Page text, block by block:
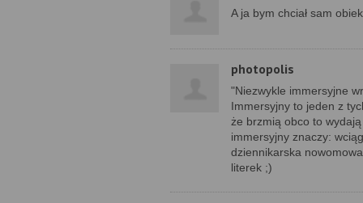
A ja bym chciał sam
photopolis
"Niezwykle immersyjne
Immersyjny to jeden z
że brzmią obco to
immersyjny znaczy:
dziennikarska
literek ;)